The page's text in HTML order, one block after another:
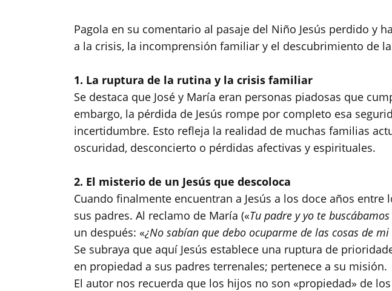
Pagola en su comentario al pasaje del Niño Jesús perdido y
a la crisis, la incomprensión familiar y el descubrimiento de
1. La ruptura de la rutina y la crisis familiar
​Se destaca que José y María eran personas piadosas que
embargo, la pérdida de Jesús rompe por completo esa
incertidumbre. Esto refleja la realidad de muchas familias
oscuridad, desconcierto o pérdidas afectivas y espirituales.
2. El misterio de un Jesús que descoloca
​Cuando finalmente encuentran a Jesús a los doce años
sus padres. Al reclamo de María («Tu padre y yo te
un después: «¿No sabían que debo ocuparme de las cosas de mi
​Se subraya que aquí Jesús establece una ruptura de
en propiedad a sus padres terrenales; pertenece a su misión.
​El autor nos recuerda que los hijos no son «propiedad» de